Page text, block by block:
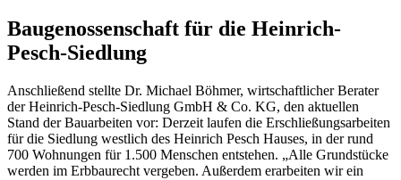
Baugenossenschaft für die Heinrich-
Pesch-Siedlung
Anschließend stellte Dr. Michael Böhmer, wirtschaftlicher Berater
der Heinrich-Pesch-Siedlung GmbH & Co. KG, den aktuellen
Stand der Bauarbeiten vor: Derzeit laufen die Erschließungsarbeiten
für die Siedlung westlich des Heinrich Pesch Hauses, in der rund
700 Wohnungen für 1.500 Menschen entstehen. „Alle Grundstücke
werden im Erbbaurecht vergeben. Außerdem erarbeiten wir ein